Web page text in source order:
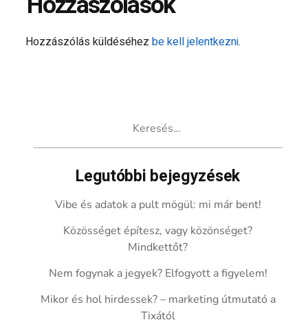
Hozzászólás küldéséhezbe kell jelentkezni.
Legutóbbi bejegyzések
Vibe és adatok a pult mögül: mi már bent!
Közösséget építesz, vagy közönséget?
Mindkettőt?
Nem fogynak a jegyek? Elfogyott a figyelem!
Mikor és hol hirdessek? – marketing útmutató a
Tixától